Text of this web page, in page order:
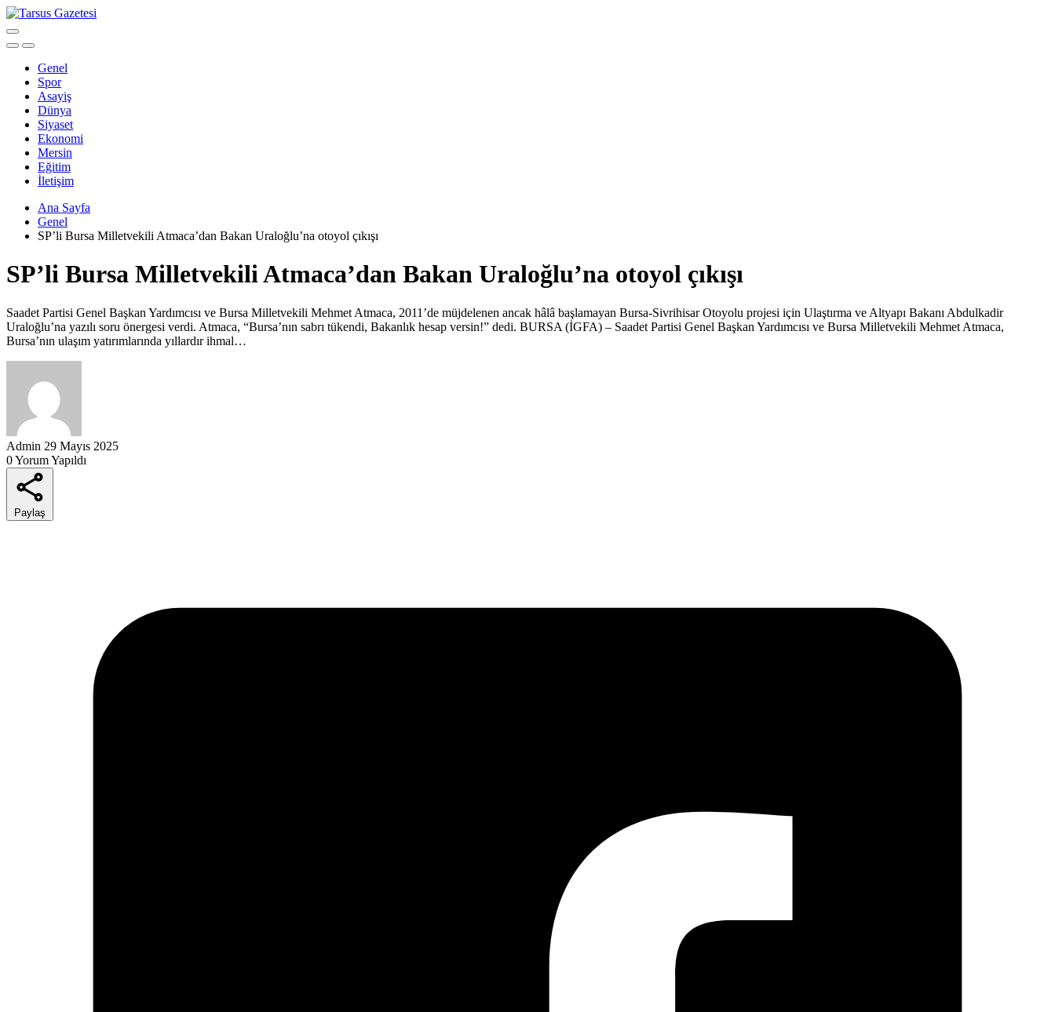
Genel
Spor
Asayiş
Dünya
Siyaset
Ekonomi
Mersin
Eğitim
İletişim
Ana Sayfa
Genel
SP’li Bursa Milletvekili Atmaca’dan Bakan Uraloğlu’na otoyol çıkışı
SP’li Bursa Milletvekili Atmaca’dan Bakan Uraloğlu’na otoyol çıkışı
Saadet Partisi Genel Başkan Yardımcısı ve Bursa Milletvekili Mehmet Atmaca, 2011’de müjdelenen ancak hâlâ başlamayan Bursa-Sivrihisar Otoyolu projesi için Ulaştırma ve Altyapı Bakanı Abdulkadir
Uraloğlu’na yazılı soru önergesi verdi. Atmaca, “Bursa’nın sabrı tükendi, Bakanlık hesap versin!” dedi. BURSA (İGFA) – Saadet Partisi Genel Başkan Yardımcısı ve Bursa Milletvekili Mehmet Atmaca,
Bursa’nın ulaşım yatırımlarında yıllardır ihmal…
Admin 29 Mayıs 2025
0 Yorum Yapıldı
Paylaş